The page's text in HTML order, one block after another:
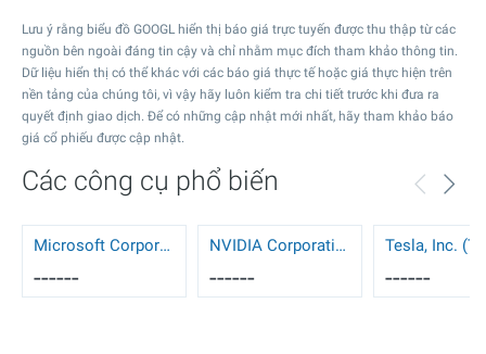
Lưu ý rằng biểu đồ GOOGL hiển thị báo giá trực tuyến được thu thập từ các
nguồn bên ngoài đáng tin cậy và chỉ nhằm mục đích tham khảo thông tin.
Dữ liệu hiển thị có thể khác với các báo giá thực tế hoặc giá thực hiện trên
nền tảng của chúng tôi, vì vậy hãy luôn kiểm tra chi tiết trước khi đưa ra
quyết định giao dịch. Để có những cập nhật mới nhất, hãy tham khảo báo
giá cổ phiếu được cập nhật.
Các công cụ phổ biến
Microsoft Corporation (MSFT)
------
NVIDIA Corporation (NVDA)
------
Tesla, Inc.
------